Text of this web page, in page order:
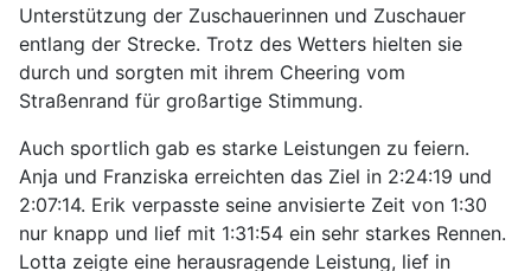
Unterstützung der Zuschauerinnen und Zuschauer
entlang der Strecke. Trotz des Wetters hielten sie
durch und sorgten mit ihrem Cheering vom
Straßenrand für großartige Stimmung.
Auch sportlich gab es starke Leistungen zu feiern.
Anja und Franziska erreichten das Ziel in 2:24:19 und
2:07:14. Erik verpasste seine anvisierte Zeit von 1:30
nur knapp und lief mit 1:31:54 ein sehr starkes Rennen.
Lotta zeigte eine herausragende Leistung, lief in